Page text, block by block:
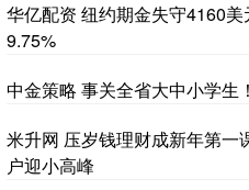
华亿配资 纽约期金失守4160
9.75%
中金策略 事关全省大中小学生
米升网 压岁钱理财成新年第一
户迎小高峰